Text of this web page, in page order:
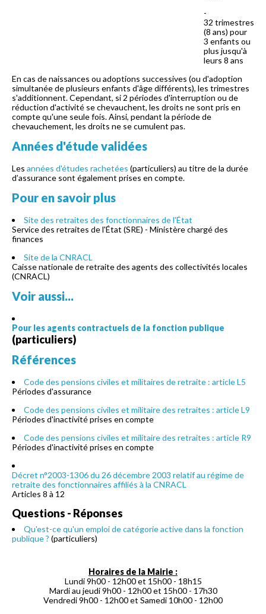
-
32 trimestres
(8 ans) pour
3 enfants ou
plus jusqu'à
leurs 8 ans
En cas de naissances ou adoptions successives (ou d'adoption
simultanée de plusieurs enfants d'âge différents), les trimestres
s'additionnent. Cependant, si 2 périodes d'interruption ou de
réduction d'activité se chevauchent, les droits ne sont pris en
compte qu'une seule fois. Ainsi, pendant la période de
chevauchement, les droits ne se cumulent pas.
Années d'étude validées
Les années d'études rachetées (particuliers) au titre de la durée
d’assurance sont également prises en compte.
Pour en savoir plus
Site des retraites des fonctionnaires de l'État
Service des retraites de l'État (SRE) - Ministère chargé des
finances
Site de la CNRACL
Caisse nationale de retraite des agents des collectivités locales
(CNRACL)
Voir aussi...
Pour les agents contractuels de la fonction publique
(particuliers)
Références
Code des pensions civiles et militaires de retraite : article L5
Périodes d'assurance
Code des pensions civiles et militaire des retraites : article L9
Périodes d'inactivité prises en compte
Code des pensions civiles et militaire des retraites : article R9
Périodes d'inactivité prises en compte
Décret n°2003-1306 du 26 décembre 2003 relatif au régime de
retraite des fonctionnaires affiliés à la CNRACL
Articles 8 à 12
Questions - Réponses
Qu'est-ce qu'un emploi de catégorie active dans la fonction
publique ? (particuliers)
Horaires de la Mairie :
Lundi 9h00 - 12h00 et 15h00 - 18h15
Mardi au jeudi 9h00 - 12h00 et 15h00 - 17h30
Vendredi 9h00 - 12h00 et Samedi 10h00 - 12h00